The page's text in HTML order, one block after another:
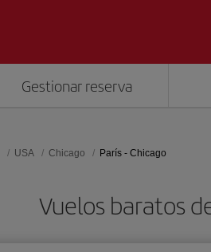
Gestionar reserva
USA Chicago París - Chicago
Vuelos baratos